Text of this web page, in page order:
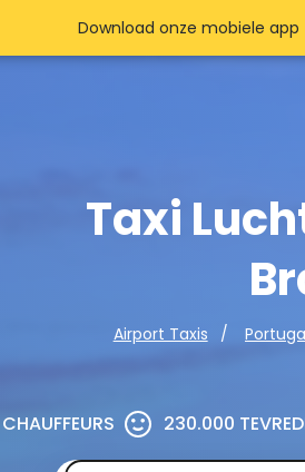
Taxi
Airport Taxis
230.000
Download onze mobiele app